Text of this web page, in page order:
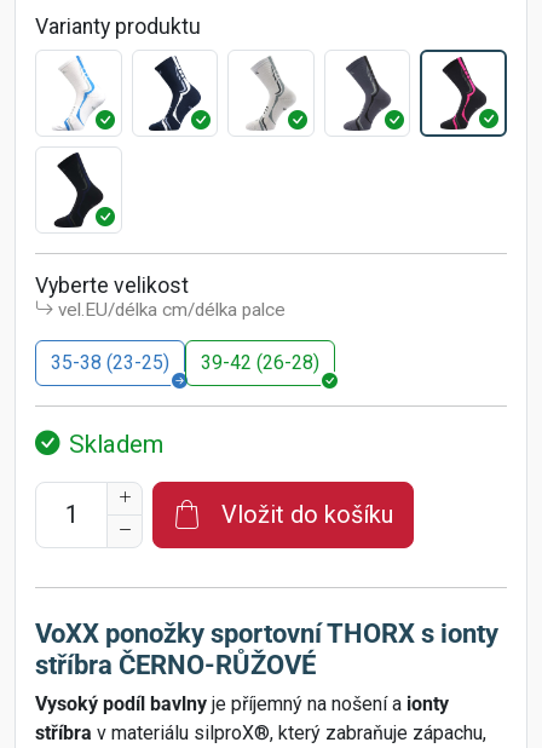
Varianty produktu
Vyberte velikost
vel.EU/délka cm/délka palce
35-38 (23-25) 39-42 (26-28)
Skladem
Vložit do košíku
VoXX ponožky sportovní THORX s ionty
stříbra ČERNO-RŮŽOVÉ
Vysoký podíl bavlny je příjemný na nošení a ionty
stříbra v materiálu silproX®, který zabraňuje zápachu,